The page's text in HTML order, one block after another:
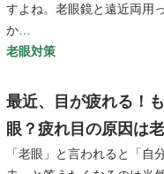
すよね。老眼鏡と遠近両用
か…
老眼対策
最近、目が疲れる！
眼？疲れ目の原因は
「老眼」と言われると「自